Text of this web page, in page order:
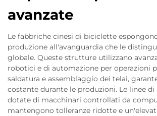
avanzate
Le fabbriche cinesi di biciclette
produzione all'avanguardia che le
globale. Queste strutture utilizzano
robotici e di automazione per operazioni
saldatura e assemblaggio dei telai,
costante durante le produzioni. Le linee
dotate di macchinari controllati da
mantengono tolleranze ridotte e